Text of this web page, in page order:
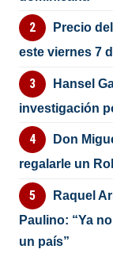
Precio
este viernes 7
Hansel
investigación
Don
regalarle un
Raquel
Paulino: “Ya
un país”